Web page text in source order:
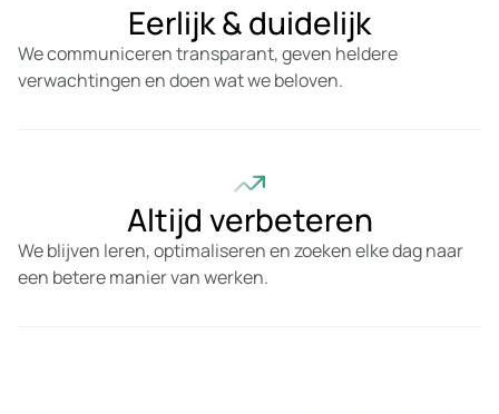
Eerlijk & duidelijk
We communiceren transparant, geven heldere
verwachtingen en doen wat we beloven.
Altijd verbeteren
We blijven leren, optimaliseren en zoeken elke dag naar
een betere manier van werken.